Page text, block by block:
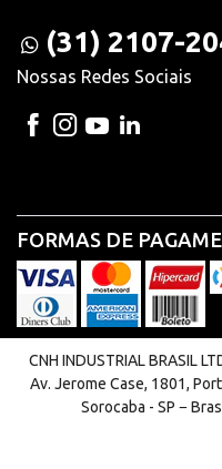
(31) 2107-
Nossas Redes Sociais
FORMAS DE
CNH INDUSTRIAL BRASIL
Av. Jerome Case, 1801,
Sorocaba - SP −